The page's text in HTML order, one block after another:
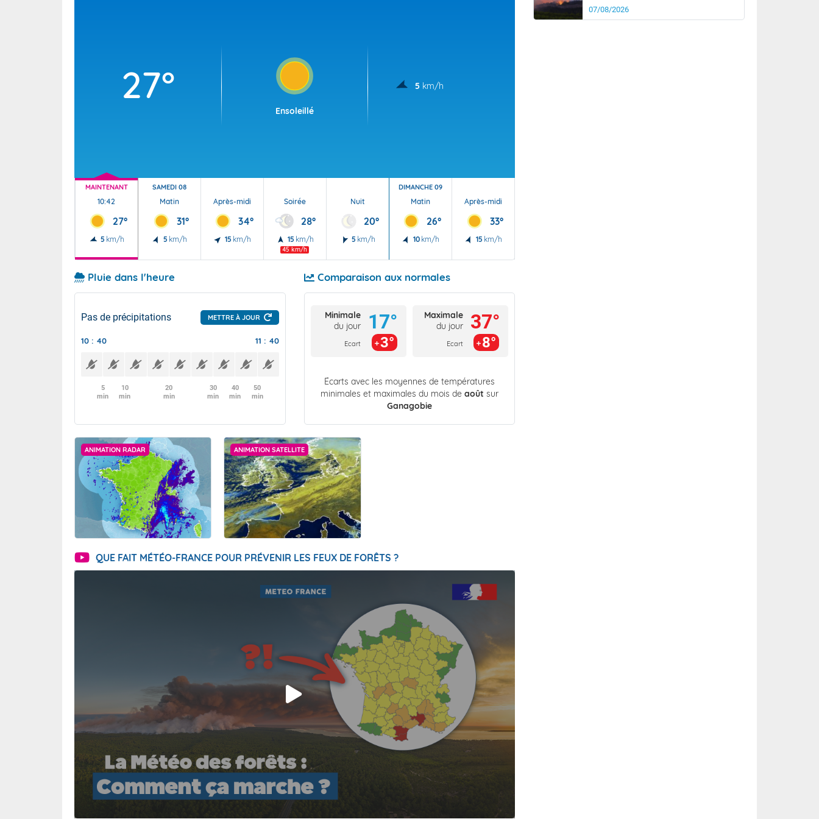
27°
Ensoleillé
5 km/h
MAINTENANT
10:42
27°
5 km/h
SAMEDI 08
Matin
31°
5 km/h
Après-midi
34°
15 km/h
Soirée
28°
15 km/h
45 km/h
Nuit
20°
5 km/h
DIMANCHE 09
Matin
26°
10 km/h
Après-midi
33°
15 km/h
Pluie dans l'heure
Pas de précipitations METTRE À JOUR
10 : 40 11 : 40
5
min
10
min
20
min
30
min
40
min
50
min
Comparaison aux normales
Minimale
du jour
Ecart
17°
3°
Maximale
du jour
Ecart
37°
8°
Écarts avec les moyennes de températures
minimales et maximales du mois de août sur
Ganagobie
ANIMATION RADAR ANIMATION SATELLITE
QUE FAIT MÉTÉO-FRANCE POUR PRÉVENIR LES FEUX DE FORÊTS ?
07/08/2026